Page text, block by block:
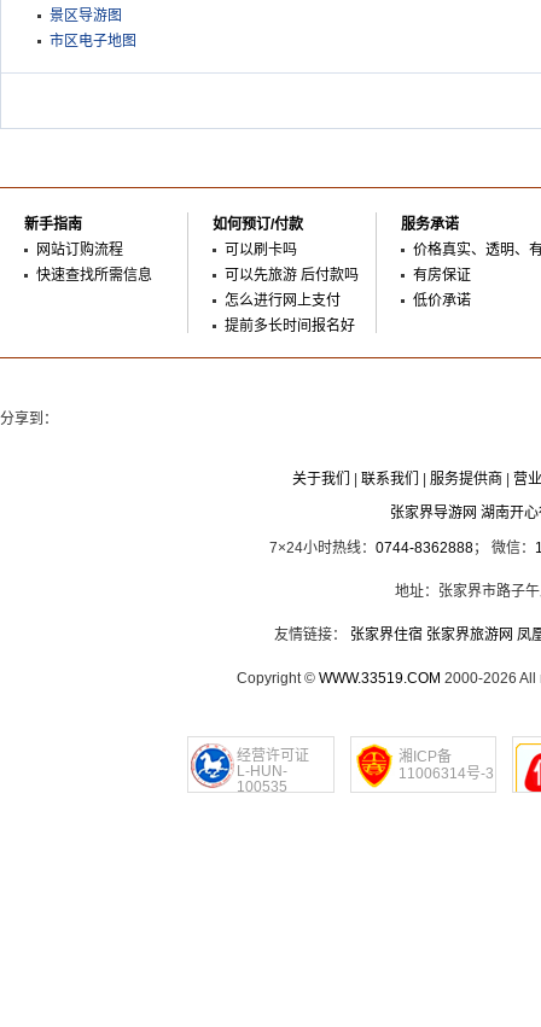
景区导游图
市区电子地图
新手指南
网站订购流程
快速查找所需信息
如何预订/付款
可以刷卡吗
可以先旅游 后付款吗
怎么进行网上支付
提前多长时间报名好
服务承诺
价格真实、透明、
有房保证
低价承诺
分享到：
关于我们 联系我们 服务提供商
营
张家界导游网 湖南开
7×24小时热线： 0744-8362888； 微信：
地址：张家界市路子
友情链接： 张家界住宿 张家界旅游网 凤
Copyright © WWW.33519.COM 2000-2026 All
经营许可证
L-HUN-
100535
湘ICP备
11006314号-3